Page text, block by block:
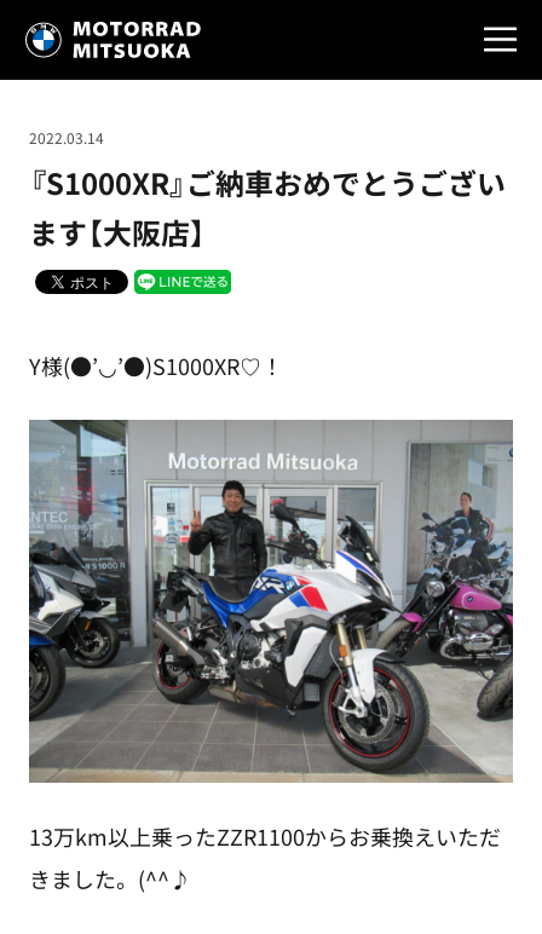
『S1000XR』ご納車おめでとうござい
ます【大阪店】
2022.03.14
Y様(●’◡’●)S1000XR♡！
13万km以上乗ったZZR1100からお乗換えいただ
きました。(^^♪